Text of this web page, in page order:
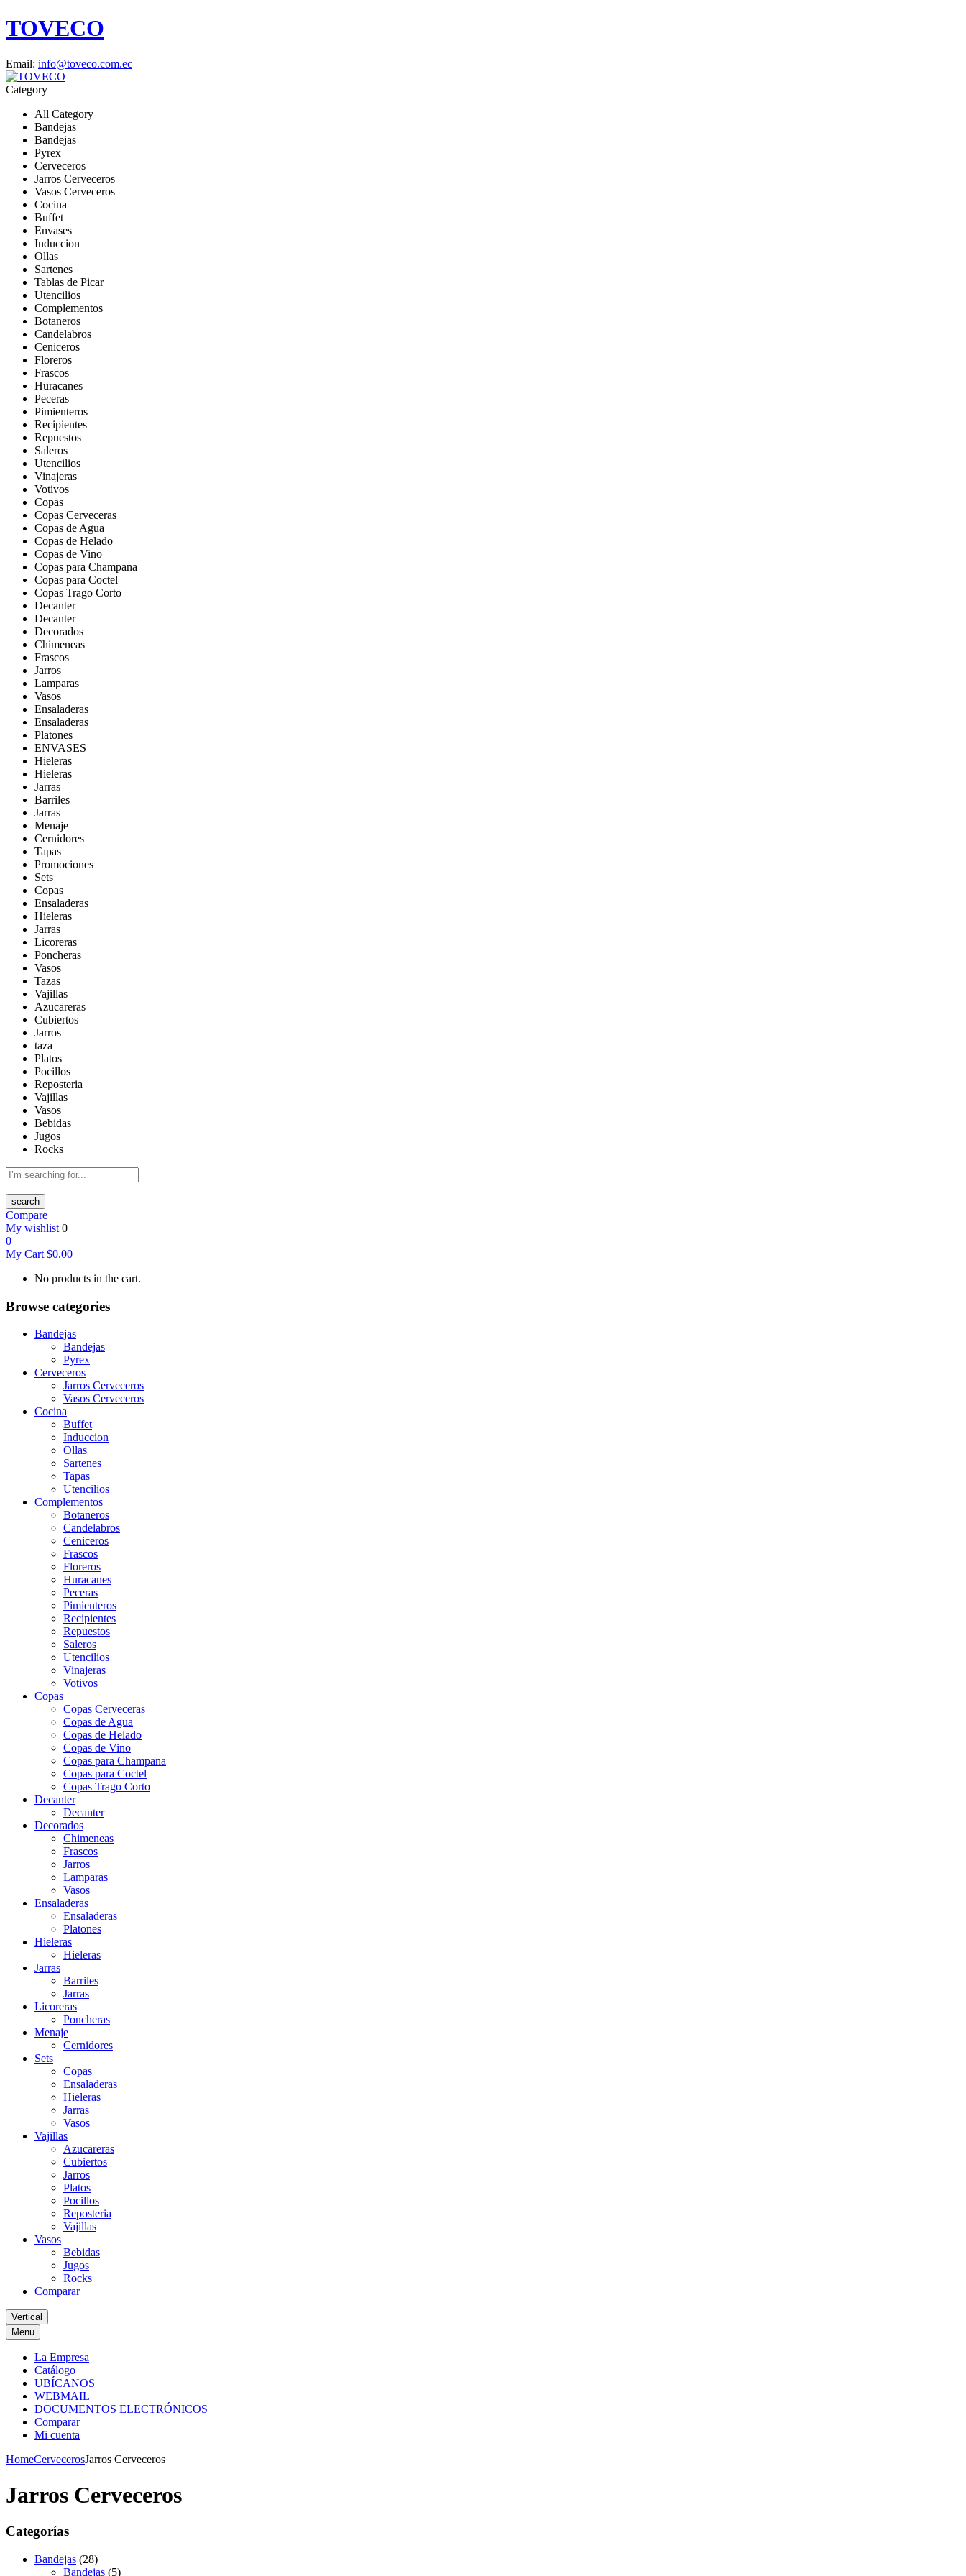
TOVECO
Email: info@toveco.com.ec
Category
All Category
Bandejas
Bandejas
Pyrex
Cerveceros
Jarros Cerveceros
Vasos Cerveceros
Cocina
Buffet
Envases
Induccion
Ollas
Sartenes
Tablas de Picar
Utencilios
Complementos
Botaneros
Candelabros
Ceniceros
Floreros
Frascos
Huracanes
Peceras
Pimienteros
Recipientes
Repuestos
Saleros
Utencilios
Vinajeras
Votivos
Copas
Copas Cerveceras
Copas de Agua
Copas de Helado
Copas de Vino
Copas para Champana
Copas para Coctel
Copas Trago Corto
Decanter
Decanter
Decorados
Chimeneas
Frascos
Jarros
Lamparas
Vasos
Ensaladeras
Ensaladeras
Platones
ENVASES
Hieleras
Hieleras
Jarras
Barriles
Jarras
Menaje
Cernidores
Tapas
Promociones
Sets
Copas
Ensaladeras
Hieleras
Jarras
Licoreras
Poncheras
Vasos
Tazas
Vajillas
Azucareras
Cubiertos
Jarros
taza
Platos
Pocillos
Reposteria
Vajillas
Vasos
Bebidas
Jugos
Rocks
search
Compare
My wishlist 0
0
My Cart $0.00
No products in the cart.
Browse categories
Bandejas
Bandejas
Pyrex
Cerveceros
Jarros Cerveceros
Vasos Cerveceros
Cocina
Buffet
Induccion
Ollas
Sartenes
Tapas
Utencilios
Complementos
Botaneros
Candelabros
Ceniceros
Frascos
Floreros
Huracanes
Peceras
Pimienteros
Recipientes
Repuestos
Saleros
Utencilios
Vinajeras
Votivos
Copas
Copas Cerveceras
Copas de Agua
Copas de Helado
Copas de Vino
Copas para Champana
Copas para Coctel
Copas Trago Corto
Decanter
Decanter
Decorados
Chimeneas
Frascos
Jarros
Lamparas
Vasos
Ensaladeras
Ensaladeras
Platones
Hieleras
Hieleras
Jarras
Barriles
Jarras
Licoreras
Poncheras
Menaje
Cernidores
Sets
Copas
Ensaladeras
Hieleras
Jarras
Vasos
Vajillas
Azucareras
Cubiertos
Jarros
Platos
Pocillos
Reposteria
Vajillas
Vasos
Bebidas
Jugos
Rocks
Comparar
Vertical
Menu
La Empresa
Catálogo
UBÍCANOS
WEBMAIL
DOCUMENTOS ELECTRÓNICOS
Comparar
Mi cuenta
HomeCervecerosJarros Cerveceros
Jarros Cerveceros
Categorías
Bandejas (28)
Bandejas (5)